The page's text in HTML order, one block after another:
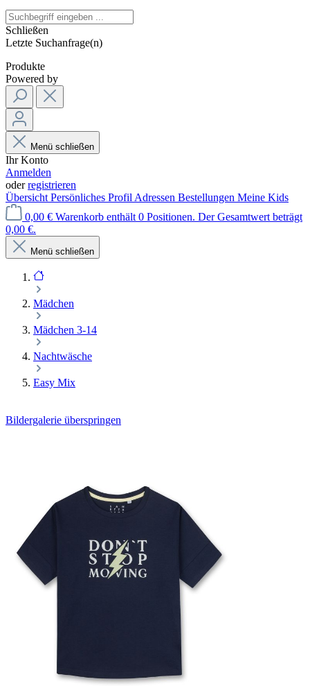
Schließen
Letzte Suchanfrage(n)
Produkte
Powered by
Menü schließen
Ihr Konto
Anmelden
oderregistrieren
Übersicht Persönliches Profil Adressen Bestellungen Meine Kids
0,00 € Warenkorb enthält 0 Positionen. Der Gesamtwert beträgt
0,00 €.
Menü schließen
Mädchen
Mädchen 3-14
Nachtwäsche
Easy Mix
Bildergalerie überspringen